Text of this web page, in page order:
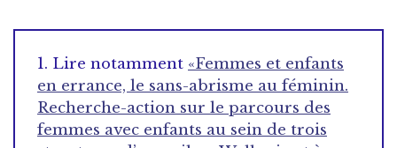
1. Lire notamment «Femmes et enfants
en errance, le sans-abrisme au féminin.
Recherche-action sur le parcours des
femmes avec enfants au sein de trois